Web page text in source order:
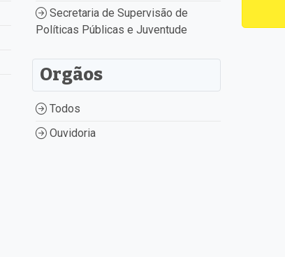
Secretaria de Supervisão de
Políticas Públicas e Juventude
Orgãos
Todos
Ouvidoria